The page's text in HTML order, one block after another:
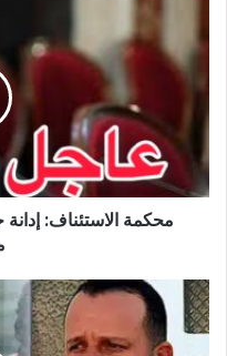
إدانة
جديدة
موسي
وصدمة
غير
متوقعة
محكمة الاستئناف:
كواليس
خطيرة
تحدث